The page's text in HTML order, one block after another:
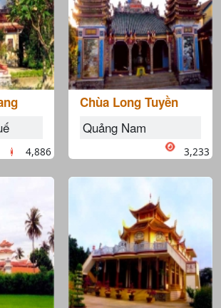
4,886
Chùa Long Tuyền
Quảng Nam
3,233